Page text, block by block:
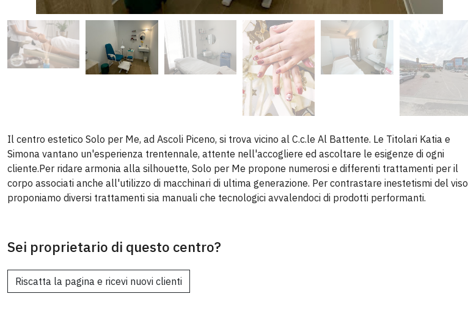
Il centro estetico Solo per Me, ad Ascoli Piceno, si trova vicino al C.c.le Al Battente. Le Titolari Katia e
Simona vantano un'esperienza trentennale, attente nell'accogliere ed ascoltare le esigenze di ogni
cliente.Per ridare armonia alla silhouette, Solo per Me propone numerosi e differenti trattamenti per il
corpo associati anche all'utilizzo di macchinari di ultima generazione. Per contrastare inestetismi del viso
proponiamo diversi trattamenti sia manuali che tecnologici avvalendoci di prodotti performanti.
Sei proprietario di questo centro?
Riscatta la pagina e ricevi nuovi clienti